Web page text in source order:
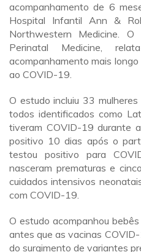
acompanhamento de 6
Hospital Infantil Ann &
Northwestern Medicine.
Perinatal Medicine,
acompanhamento mais
ao COVID-19.
O estudo incluiu 33
todos identificados como
tiveram COVID-19 durante
positivo 10 dias após o
testou positivo para
nasceram prematuras e
cuidados intensivos
com COVID-19.
O estudo acompanhou
antes que as vacinas
do surgimento de variantes